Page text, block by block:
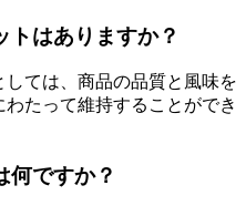
トはありますか？
ては、商品の品質と風味を
たって維持することができ
何ですか？